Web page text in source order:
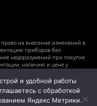
на внесение изменений в
приборов без
недоразумений при покупке
наличию и цене у
и удобной работы
с обработкой
Яндекс Метрики.